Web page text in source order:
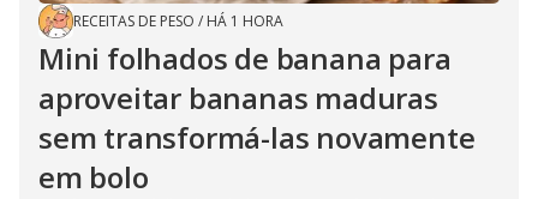
RECEITAS DE PESO / HÁ 1 HORA
Mini folhados de banana para
aproveitar bananas maduras
sem transformá-las novamente
em bolo